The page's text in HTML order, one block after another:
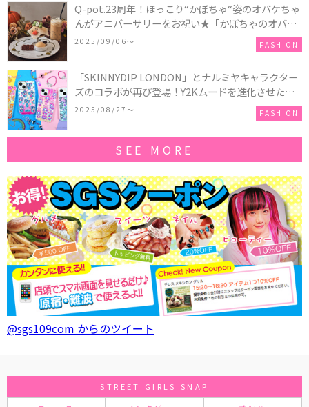
Q-pot.23周年！ほっこり“かぼちゃ“姿のオバケちゃ
んがアニバーサリーをお祝い★「かぼちゃのオバケ
ーキアクセサリー」が新発売！Q-pot CAFE.では
「かぼちゃのオバケーキプレート」も登場
2025/09/06〜 FASHION
「SKINNYDIP LONDON」とナルミヤキャラクター
ズのコラボが再び登場！Y2Kムードを進化させた新
作コレクションを発売♪
2025/08/27〜 FASHION
SEE MORE
@sgs109com からのツイート
STREET GIRLS SNAP